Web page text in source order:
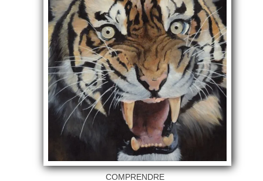
COMPRENDRE